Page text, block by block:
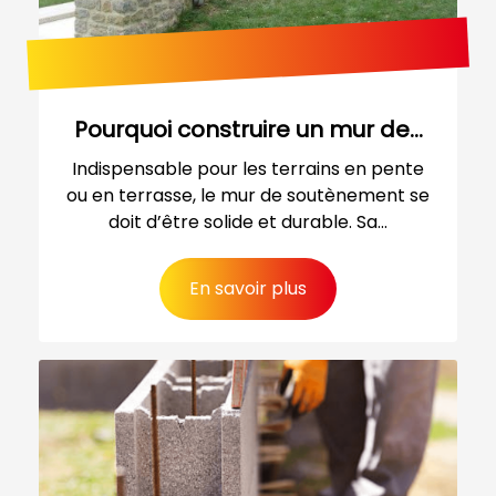
Pourquoi construire un mur de...
Indispensable pour les terrains en pente
ou en terrasse, le mur de soutènement se
doit d’être solide et durable. Sa...
En savoir plus